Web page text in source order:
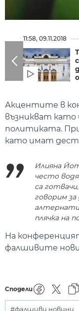
11:58, 09.11.2018
Акцентите в
възникват като
политиката.
като имат
Илияна
често
са
говорим
плячка на
На
фалшивите
Сподели
#фалшиви новини